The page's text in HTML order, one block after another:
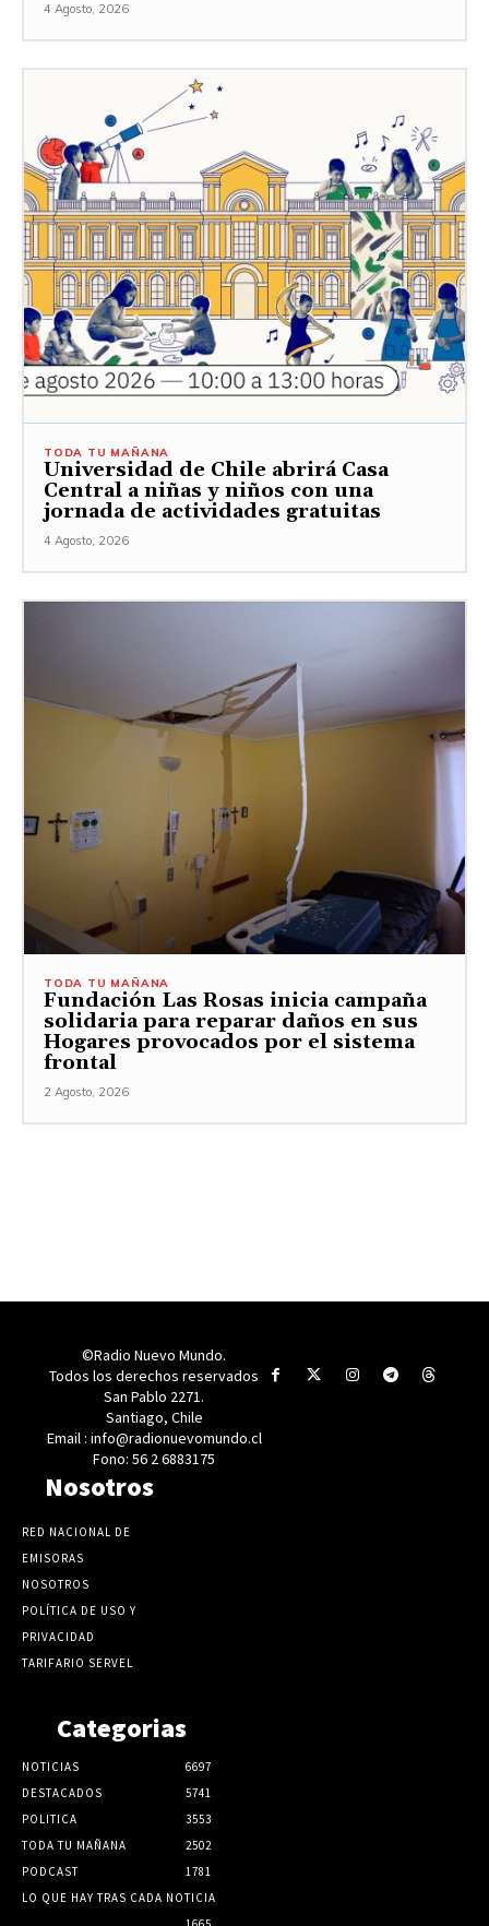
4 Agosto, 2026
TODA TU MAÑANA
Universidad de Chile abrirá Casa
Central a niñas y niños con una
jornada de actividades gratuitas
4 Agosto, 2026
TODA TU MAÑANA
Fundación Las Rosas inicia campaña
solidaria para reparar daños en sus
Hogares provocados por el sistema
frontal
2 Agosto, 2026
©Radio Nuevo Mundo.
Todos los derechos reservados
San Pablo 2271.
Santiago, Chile
Email : info@radionuevomundo.cl
Fono: 56 2 6883175
Nosotros
RED NACIONAL DE
EMISORAS
NOSOTROS
POLÍTICA DE USO Y
PRIVACIDAD
TARIFARIO SERVEL
Categorias
NOTICIAS
6697
DESTACADOS
5741
POLITICA
3553
TODA TU MAÑANA
2502
PODCAST
1781
LO QUE HAY TRAS CADA NOTICIA